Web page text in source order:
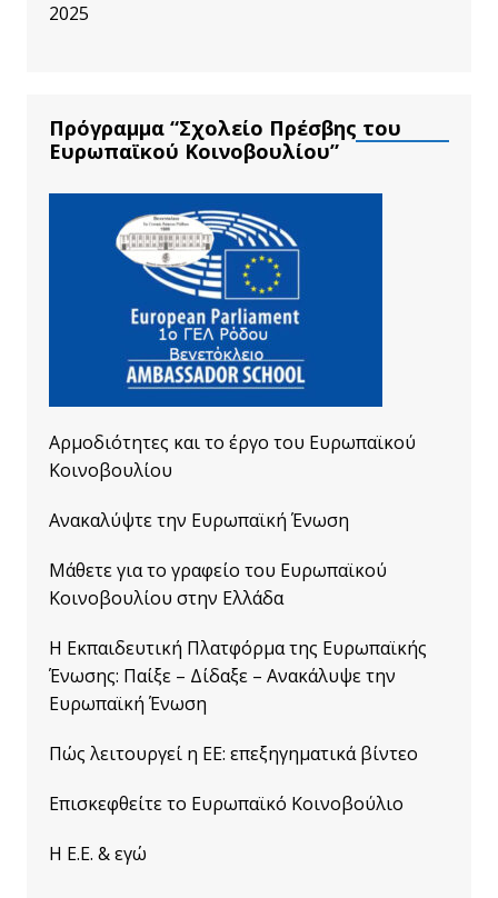
2025
Πρόγραμμα “Σχολείο Πρέσβης του
Ευρωπαϊκού Κοινοβουλίου”
Αρμοδιότητες και το έργο του Ευρωπαϊκού
Κοινοβουλίου
Ανακαλύψτε την Ευρωπαϊκή Ένωση
Μάθετε για το γραφείο του Ευρωπαϊκού
Κοινοβουλίου στην Ελλάδα
Η Εκπαιδευτική Πλατφόρμα της Ευρωπαϊκής
Ένωσης: Παίξε – Δίδαξε – Ανακάλυψε την
Ευρωπαϊκή Ένωση
Πώς λειτουργεί η ΕΕ: επεξηγηματικά βίντεο
Επισκεφθείτε το Ευρωπαϊκό Κοινοβούλιο
Η Ε.Ε. & εγώ